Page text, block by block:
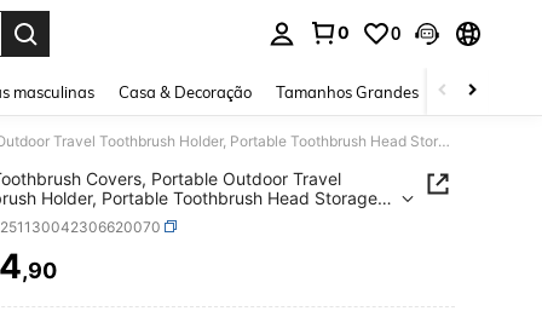
0 0
masculinas Casa & Decoração Tamanhos Grandes Joias e
4pcs Toothbrush Covers, Portable Outdoor Travel Toothbrush Holder, Portable Toothbrush Head Storage Protective Cover Bath Accessory Organizer Home Bathroom Decor Fall Decor Back To School
Covers, Portable Outdoor Travel
Holder, Portable Toothbrush Head Storage
Cover Bath Accessory Organizer Home
Decor Fall Decor Back To School
AND AVAILABILITY
,90